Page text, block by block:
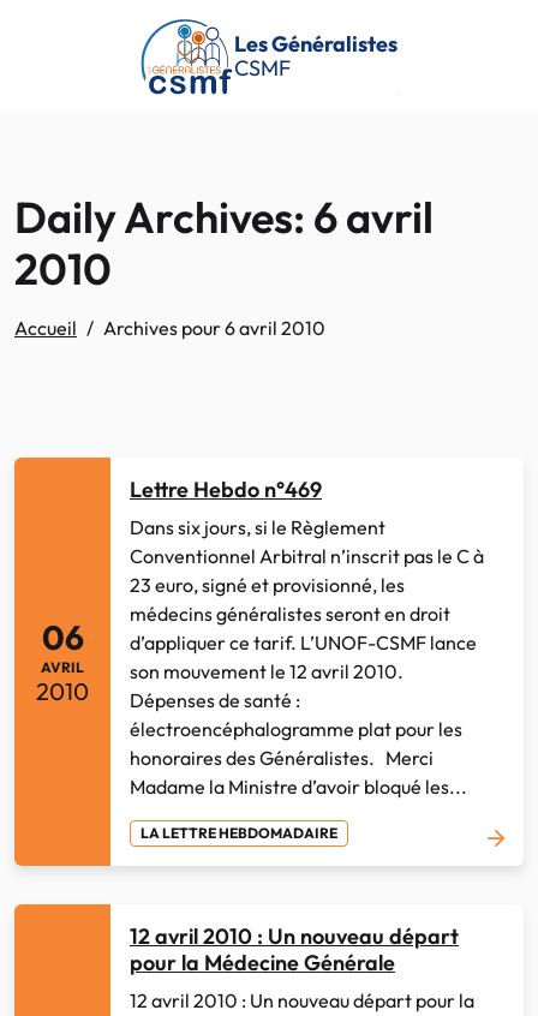
Passer au contenu principal
Les Généralistes
CSMF
Daily Archives: 6 avril
2010
Accueil Archives pour 6 avril 2010
06
AVRIL
2010
Lettre Hebdo n°469
Dans six jours, si le Règlement
Conventionnel Arbitral n’inscrit pas le C à
23 euro, signé et provisionné, les
médecins généralistes seront en droit
d’appliquer ce tarif. L’UNOF-CSMF lance
son mouvement le 12 avril 2010.
Dépenses de santé :
électroencéphalogramme plat pour les
honoraires des Généralistes. Merci
Madame la Ministre d’avoir bloqué les...
LA LETTRE HEBDOMADAIRE
12 avril 2010 : Un nouveau départ
pour la Médecine Générale
12 avril 2010 : Un nouveau départ pour la